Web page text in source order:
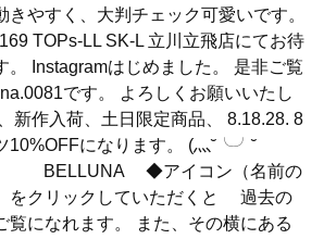
きやすく、大判チェック可愛いです。
TOPs-LL SK-L 立川立飛店にてお待
。 Instagramはじめました。 是非ご覧
です。 よろしくお願いいたし
新作入荷、土日限定商品、 8.18.28. 8
10%OFFになります。 (灬˘╰╯˘
◆アイコン（名前の
をクリックしていただくと 過去の
覧になれます。 また、その横にある